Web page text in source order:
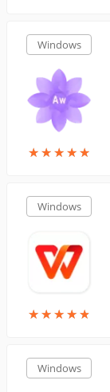
Windows
★★★★★
★★★★★
Windows
★★★★★
★★★★★
Windows